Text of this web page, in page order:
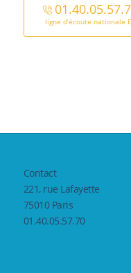
ligne d’écoute nationale
Contact
221, rue Lafayette
75010 Paris
01.40.05.57.70